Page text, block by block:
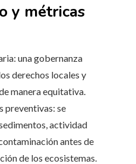
y métricas
una gobernanza
derechos locales y
manera equitativa.
preventivas: se
actividad
antes de
de los ecosistemas.